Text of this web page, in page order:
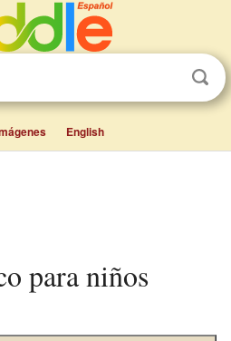
English
para niños